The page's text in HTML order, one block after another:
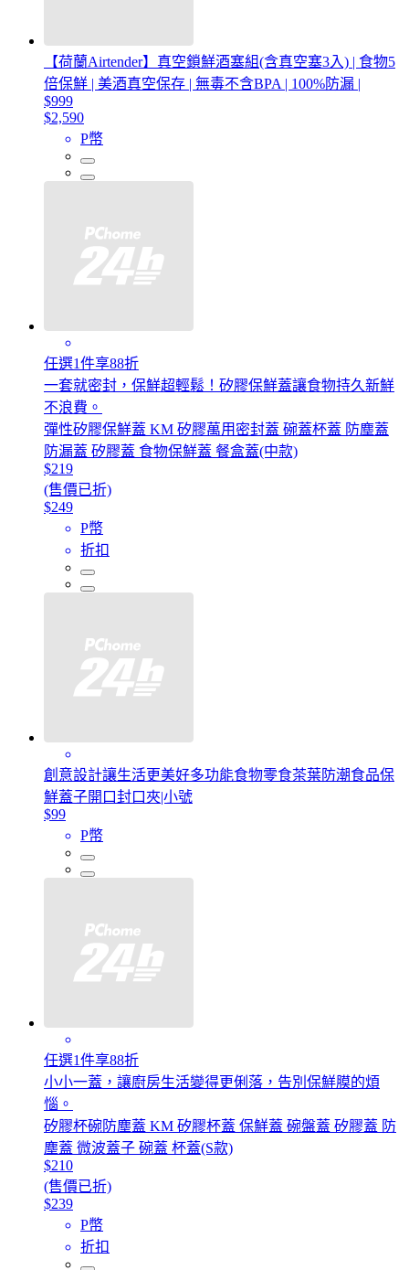
【荷蘭Airtender】真空鎖鮮酒塞組(含真空塞3入) | 食物5
倍保鮮 | 美酒真空保存 | 無毒不含BPA | 100%防漏 |
$999
$2,590
P幣
任選1件享88折
一套就密封，保鮮超輕鬆！矽膠保鮮蓋讓食物持久新鮮
不浪費。
彈性矽膠保鮮蓋 KM 矽膠萬用密封蓋 碗蓋杯蓋 防塵蓋
防漏蓋 矽膠蓋 食物保鮮蓋 餐盒蓋(中款)
$219
(售價已折)
$249
P幣
折扣
創意設計讓生活更美好多功能食物零食茶葉防潮食品保
鮮蓋子開口封口夾|小號
$99
P幣
任選1件享88折
小小一蓋，讓廚房生活變得更俐落，告別保鮮膜的煩
惱。
矽膠杯碗防塵蓋 KM 矽膠杯蓋 保鮮蓋 碗盤蓋 矽膠蓋 防
塵蓋 微波蓋子 碗蓋 杯蓋(S款)
$210
(售價已折)
$239
P幣
折扣